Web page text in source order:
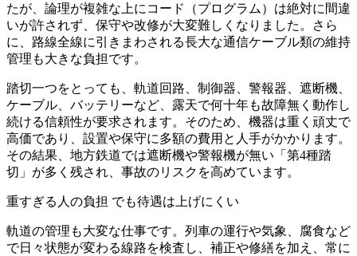
たが、論理が複雑な上にコード（プログラム）は絶対に間違
いが許されず、保守や改修が大変難しくなりました。さら
に、路線全線に引きまわされる長大な通信ケーブル類の維持
管理も大きな負担です。
踏切一つをとっても、軌道回路、制御器、警報器、遮断機、
ケーブル、バッテリーなど、露天で何十年も故障無く動作し
続ける信頼性が要求されます。そのため、機器は重く頑丈で
高価であり、設置や保守に多額の費用と人手がかかります。
その結果、地方鉄道では遮断機や警報機が無い「第4種踏
切」が多く残され、事故のリスクを高めています。
重すぎる人の負担 でも待遇は上げにくい
軌道の管理も大変な仕事です。列車の運行や気象、腐食など
で日々状態が変わる線路を検査し、補正や修繕を加え、常に